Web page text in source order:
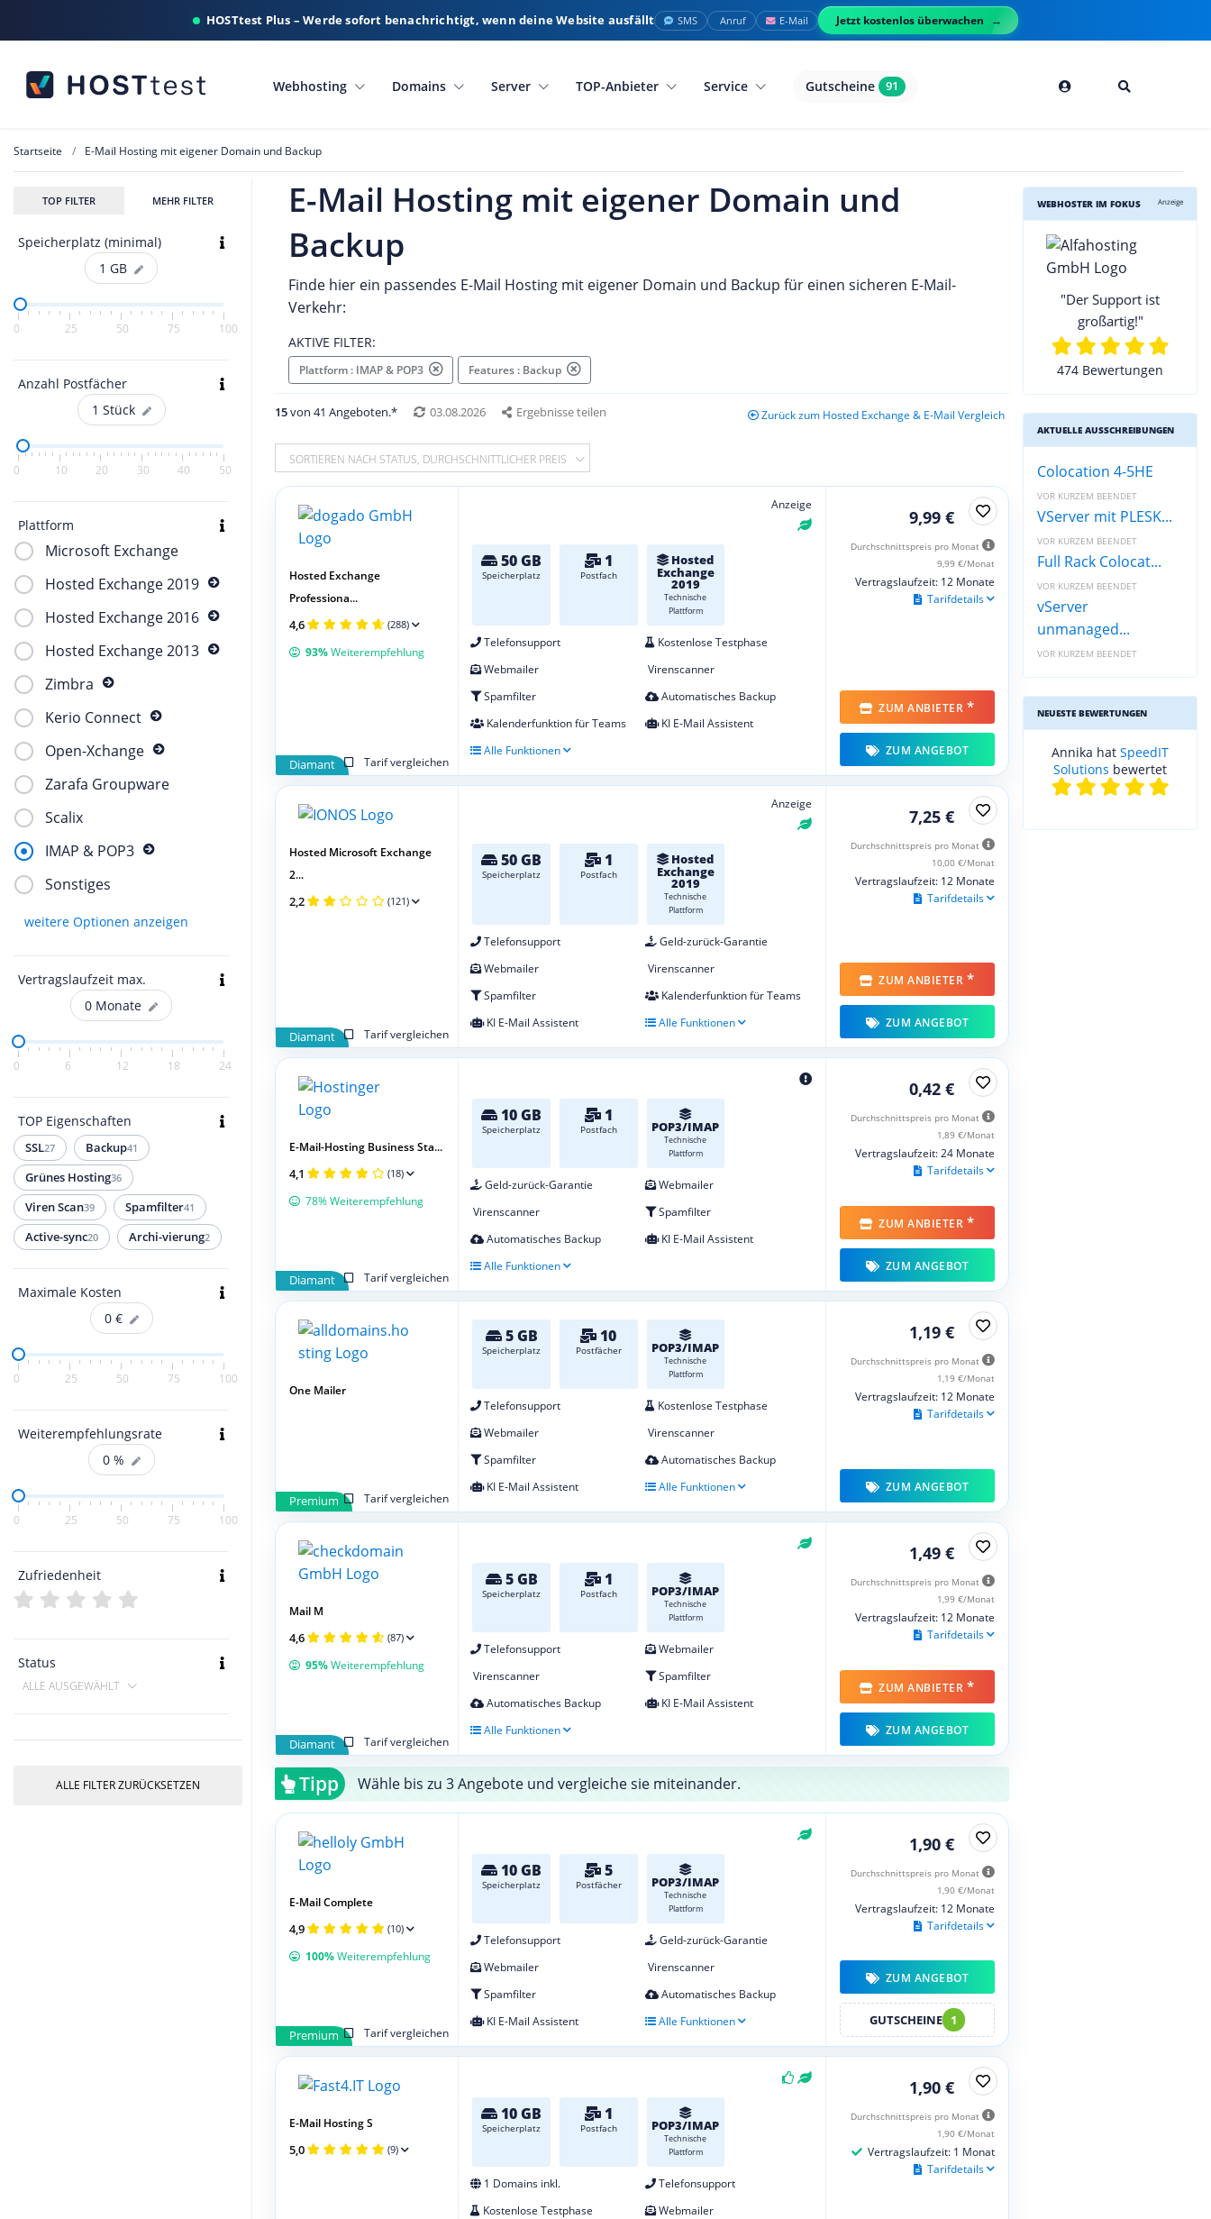
HOSTtest Plus – Werde sofort benachrichtigt, wenn deine Website ausfällt SMS Anruf E-Mail Jetzt kostenlos überwachen
Webhosting Domains Server TOP-Anbieter Service Gutscheine 91
Startseite E-Mail Hosting mit eigener Domain und Backup
TOP FILTER MEHR FILTER
Speicherplatz (minimal)
1 GB
0 25 50 75 100
Anzahl Postfächer
1 Stück
0 10 20 30 40 50
Plattform
Microsoft Exchange
Hosted Exchange 2019
Hosted Exchange 2016
Hosted Exchange 2013
Zimbra
Kerio Connect
Open-Xchange
Zarafa Groupware
Scalix
IMAP & POP3
Sonstiges
weitere Optionen anzeigen
Vertragslaufzeit max.
0 Monate
0 6 12 18 24
TOP Eigenschaften
SSL27 Backup41
Grünes Hosting36
Viren Scan39 Spamfilter41
Active-sync20 Archi-vierung2
Maximale Kosten
0 €
0 25 50 75 100
Weiterempfehlungsrate
0 %
0 25 50 75 100
Zufriedenheit
Status
ALLE AUSGEWÄHLT
ALLE FILTER ZURÜCKSETZEN
E-Mail Hosting mit eigener Domain und
Backup
Finde hier ein passendes E-Mail Hosting mit eigener Domain und Backup für einen sicheren E-Mail-
Verkehr:
AKTIVE FILTER:
Plattform : IMAP & POP3 Features : Backup
15von 41 Angeboten.* 03.08.2026 Ergebnisse teilen Zurück zum Hosted Exchange & E-Mail Vergleich
SORTIEREN NACH STATUS, DURCHSCHNITTLICHER PREIS
Anzeige
50 GB
Speicherplatz
1
Postfach
Hosted
Exchange
2019
Technische
Plattform
Telefonsupport
Kostenlose Testphase
Webmailer
Virenscanner
Spamfilter
Automatisches Backup
Kalenderfunktion für Teams
KI E-Mail Assistent
Alle Funktionen
Diamant
Tarif vergleichen
Hosted Exchange
Professiona...
4,6 (288)
93%Weiterempfehlung
9,99 €
Durchschnittspreis pro Monat
9,99 €/Monat
Vertragslaufzeit: 12 Monate
Tarifdetails
ZUM ANBIETER *
ZUM ANGEBOT
Anzeige
50 GB
Speicherplatz
1
Postfach
Hosted
Exchange
2019
Technische
Plattform
Telefonsupport
Geld-zurück-Garantie
Webmailer
Virenscanner
Spamfilter
Kalenderfunktion für Teams
KI E-Mail Assistent
Alle Funktionen
Diamant
Tarif vergleichen
Hosted Microsoft Exchange
2...
2,2 (121)
7,25 €
Durchschnittspreis pro Monat
10,00 €/Monat
Vertragslaufzeit: 12 Monate
Tarifdetails
ZUM ANBIETER *
ZUM ANGEBOT
10 GB
Speicherplatz
1
Postfach POP3/IMAP
Technische
Plattform
Geld-zurück-Garantie
Webmailer
Virenscanner
Spamfilter
Automatisches Backup
KI E-Mail Assistent
Alle Funktionen
Diamant
Tarif vergleichen
E-Mail-Hosting Business Sta...
4,1 (18)
78% Weiterempfehlung
0,42 €
Durchschnittspreis pro Monat
1,89 €/Monat
Vertragslaufzeit: 24 Monate
Tarifdetails
ZUM ANBIETER *
ZUM ANGEBOT
5 GB
Speicherplatz
10
Postfächer POP3/IMAP
Technische
Plattform
Telefonsupport
Kostenlose Testphase
Webmailer
Virenscanner
Spamfilter
Automatisches Backup
KI E-Mail Assistent
Alle Funktionen
Premium
Tarif vergleichen
One Mailer
1,19 €
Durchschnittspreis pro Monat
1,19 €/Monat
Vertragslaufzeit: 12 Monate
Tarifdetails
ZUM ANGEBOT
5 GB
Speicherplatz
1
Postfach POP3/IMAP
Technische
Plattform
Telefonsupport
Webmailer
Virenscanner
Spamfilter
Automatisches Backup
KI E-Mail Assistent
Alle Funktionen
Diamant
Tarif vergleichen
Mail M
4,6 (87)
95%Weiterempfehlung
1,49 €
Durchschnittspreis pro Monat
1,99 €/Monat
Vertragslaufzeit: 12 Monate
Tarifdetails
ZUM ANBIETER *
ZUM ANGEBOT
Tipp Wähle bis zu 3 Angebote und vergleiche sie miteinander.
10 GB
Speicherplatz
5
Postfächer POP3/IMAP
Technische
Plattform
Telefonsupport
Geld-zurück-Garantie
Webmailer
Virenscanner
Spamfilter
Automatisches Backup
KI E-Mail Assistent
Alle Funktionen
Premium
Tarif vergleichen
E-Mail Complete
4,9 (10)
100%Weiterempfehlung
1,90 €
Durchschnittspreis pro Monat
1,90 €/Monat
Vertragslaufzeit: 12 Monate
Tarifdetails
ZUM ANGEBOT
GUTSCHEINE 1
10 GB
Speicherplatz
1
Postfach POP3/IMAP
Technische
Plattform
1 Domains inkl.
Telefonsupport
Kostenlose Testphase
Webmailer
E-Mail Hosting S
5,0 (9)
1,90 €
Durchschnittspreis pro Monat
1,90 €/Monat
Vertragslaufzeit: 1 Monat
Tarifdetails
WEBHOSTER IM FOKUS Anzeige
"Der Support ist
großartig!"
474 Bewertungen
AKTUELLE AUSSCHREIBUNGEN
Colocation 4-5HE
VOR KURZEM BEENDET
VServer mit PLESK...
VOR KURZEM BEENDET
Full Rack Colocat...
VOR KURZEM BEENDET
vServer
unmanaged...
VOR KURZEM BEENDET
NEUESTE BEWERTUNGEN
Annika hat SpeedIT
Solutions bewertet